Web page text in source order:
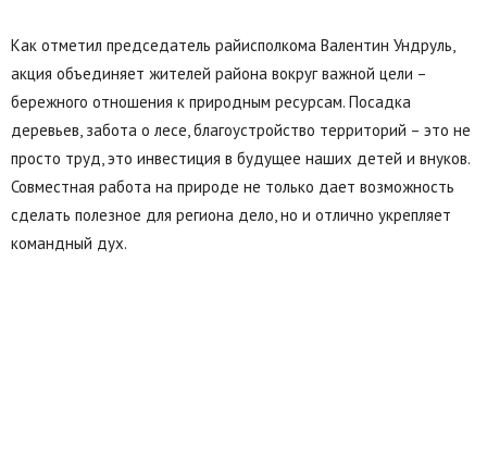
Как отметил председатель райисполкома Валентин Ундруль,
акция объединяет жителей района вокруг важной цели –
бережного отношения к природным ресурсам. Посадка
деревьев, забота о лесе, благоустройство территорий – это не
просто труд, это инвестиция в будущее наших детей и внуков.
Совместная работа на природе не только дает возможность
сделать полезное для региона дело, но и отлично укрепляет
командный дух.